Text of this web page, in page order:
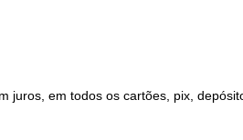
juros, em todos os cartões, pix,